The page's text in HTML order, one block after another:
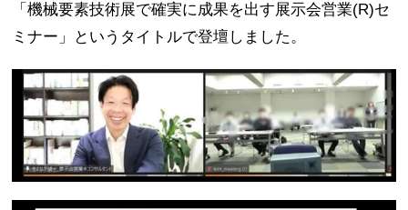
「機械要素技術展で確実に成果を出す展示会営業(R)セ
ミナー」というタイトルで登壇しました。